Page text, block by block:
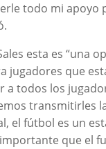
todo mi apoyo
esta es “una
jugadores que
a todos los
transmitirles
el fútbol es un
que el